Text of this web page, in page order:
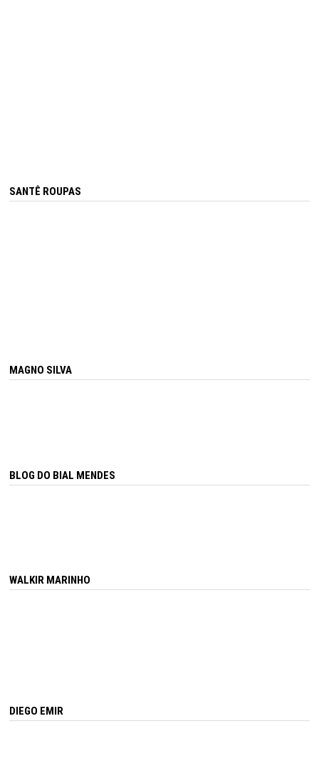
SANTÊ ROUPAS
MAGNO SILVA
BLOG DO BIAL MENDES
WALKIR MARINHO
DIEGO EMIR